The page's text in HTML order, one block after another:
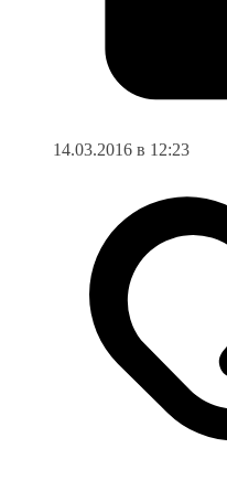
14.03.2016 в 12:23